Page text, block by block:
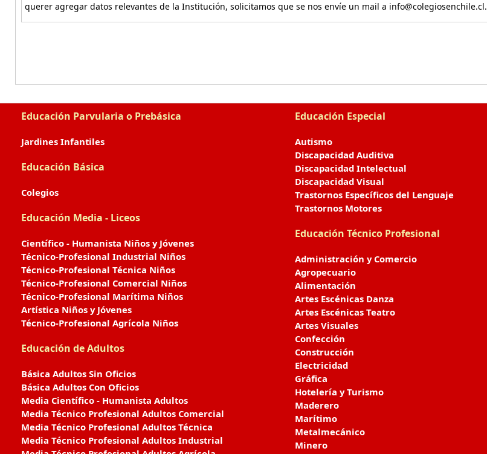
querer agregar datos relevantes de la Institución, solicitamos que se nos envíe un mail a info@colegiosenchile.cl.
Educación Parvularia o Prebásica
Jardines Infantiles
Educación Básica
Colegios
Educación Media - Liceos
Científico - Humanista Niños y Jóvenes
Técnico-Profesional Industrial Niños
Técnico-Profesional Técnica Niños
Técnico-Profesional Comercial Niños
Técnico-Profesional Marítima Niños
Artística Niños y Jóvenes
Técnico-Profesional Agrícola Niños
Educación de Adultos
Básica Adultos Sin Oficios
Básica Adultos Con Oficios
Media Científico - Humanista Adultos
Media Técnico Profesional Adultos Comercial
Media Técnico Profesional Adultos Técnica
Media Técnico Profesional Adultos Industrial
Educación Especial
Autismo
Discapacidad Auditiva
Discapacidad Intelectual
Discapacidad Visual
Trastornos Específicos del Lenguaje
Trastornos Motores
Educación Técnico Profesional
Administración y Comercio
Agropecuario
Alimentación
Artes Escénicas Danza
Artes Escénicas Teatro
Artes Visuales
Confección
Construcción
Electricidad
Gráfica
Hotelería y Turismo
Maderero
Marítimo
Metalmecánico
Minero